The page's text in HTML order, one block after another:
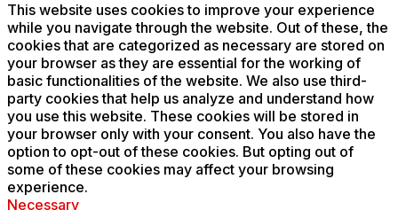
This website uses cookies to improve your experience
while you navigate through the website. Out of these, the
cookies that are categorized as necessary are stored on
your browser as they are essential for the working of
basic functionalities of the website. We also use third-
party cookies that help us analyze and understand how
you use this website. These cookies will be stored in
your browser only with your consent. You also have the
option to opt-out of these cookies. But opting out of
some of these cookies may affect your browsing
experience.
Necessary